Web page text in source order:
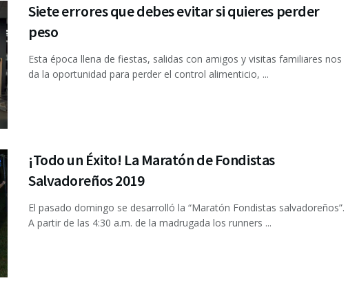
Siete errores que debes evitar si quieres perder
peso
Esta época llena de fiestas, salidas con amigos y visitas familiares nos
da la oportunidad para perder el control alimenticio, ...
¡Todo un Éxito! La Maratón de Fondistas
Salvadoreños 2019
El pasado domingo se desarrolló la “Maratón Fondistas salvadoreños”.
A partir de las 4:30 a.m. de la madrugada los runners ...